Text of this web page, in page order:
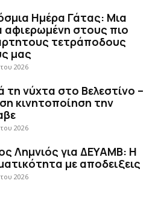
Ημέρα Γάτας: Μια
αφιερωμένη στους πιο
τετράποδους
μας
2026
τη νύχτα στο Βελεστίνο –
κινητοποίηση την
2026
Λημνιός για ΔΕΥΑΜΒ: Η
με αποδειξεις
2026